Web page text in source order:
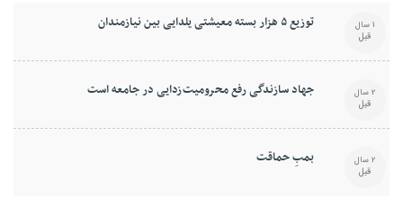
توزیع ۵ هزار بسته معیشتی یلدایی بین نیازمندان 1 سال
قبل
جهاد سازندگی رفع محرومیت‌زدایی در جامعه است 2 سال
قبل
بمبِ حماقت 2 سال
قبل